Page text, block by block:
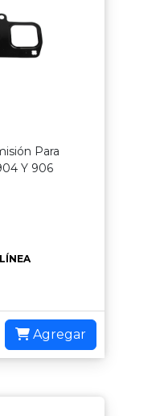
Para
Y 906
Agregar